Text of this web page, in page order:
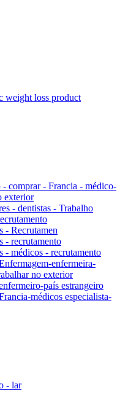
weight loss product
comprar - Francia - médico-
exterior
- dentistas - Trabalho
- Recrutamen
- recrutamento
- médicos - recrutamento
enfermeira-
no exterior
país estrangeiro
médicos especialista-
- lar